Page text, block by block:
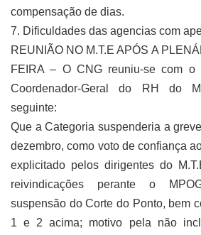
compensação de dias.
7. Dificuldades das agencias com
REUNIÃO NO M.T.E APÓS A
FEIRA – O CNG reuniu-se com o
Coordenador-Geral do RH do
seguinte:
Que a Categoria suspenderia a
dezembro, como voto de confiança
explicitado pelos dirigentes do
reivindicações perante o
suspensão do Corte do Ponto, bem
1 e 2 acima; motivo pela não